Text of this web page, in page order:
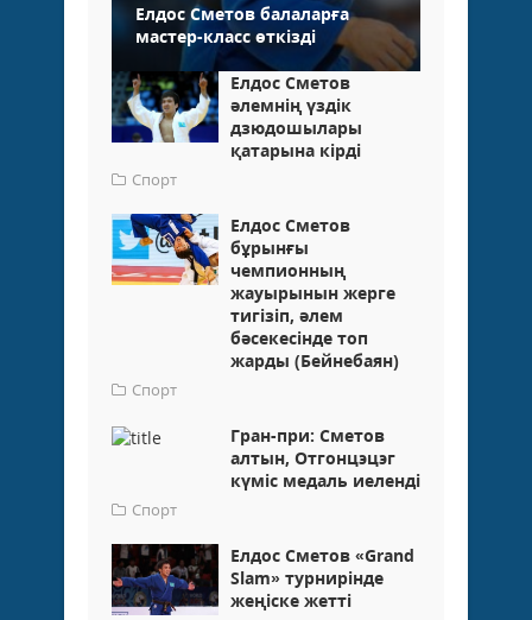
Елдос Сметов балаларға
мастер-класс өткізді
Елдос Сметов
әлемнің үздік
дзюдошылары
қатарына кірді
Спорт
Елдос Сметов
бұрынғы
чемпионның
жауырынын жерге
тигізіп, әлем
бәсекесінде топ
жарды (Бейнебаян)
Спорт
Гран-при: Сметов
алтын, Отгонцэцэг
күміс медаль иеленді
Спорт
Елдос Сметов «Grand
Slam» турнирінде
жеңіске жетті